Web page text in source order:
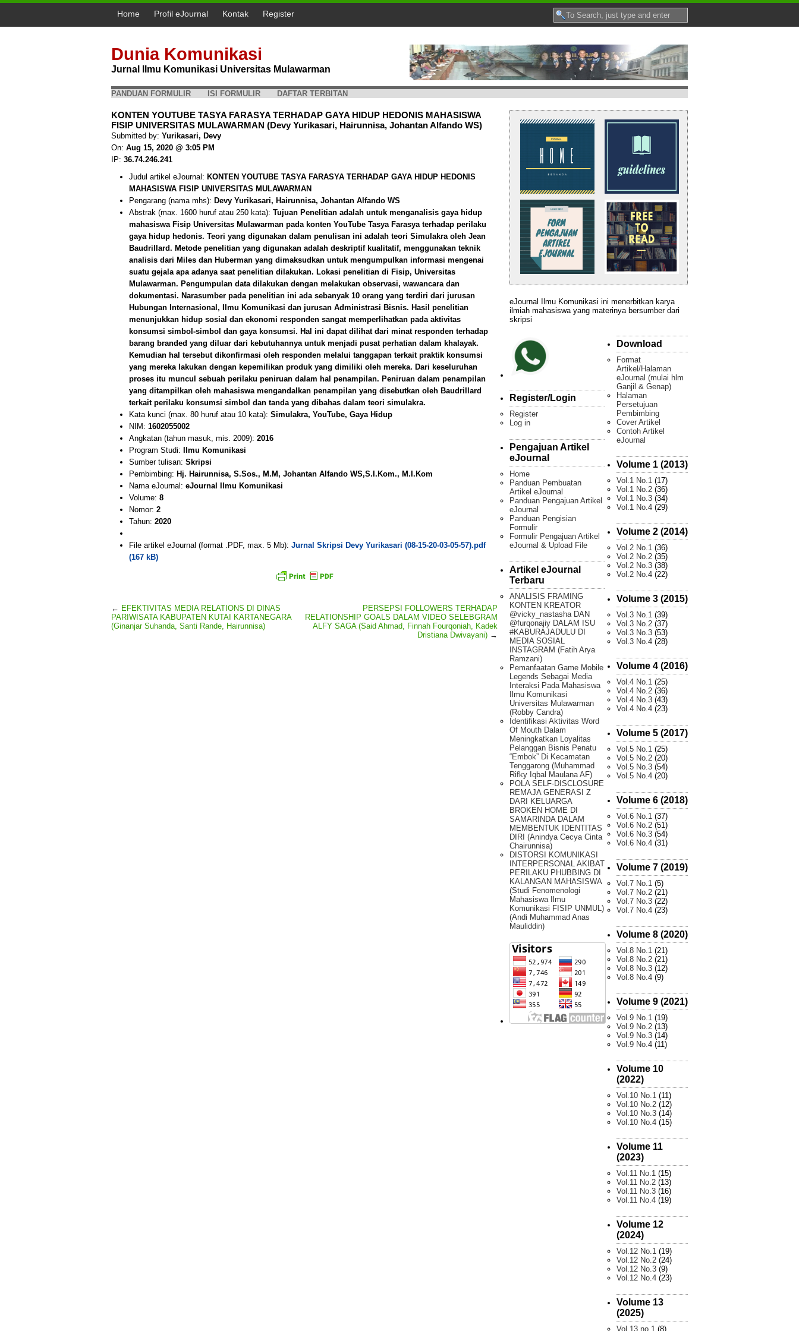
Home Profil eJournal Kontak Register
Dunia Komunikasi
Jurnal Ilmu Komunikasi Universitas Mulawarman
PANDUAN FORMULIR ISI FORMULIR DAFTAR TERBITAN
KONTEN YOUTUBE TASYA FARASYA TERHADAP GAYA HIDUP HEDONIS MAHASISWA
FISIP UNIVERSITAS MULAWARMAN (Devy Yurikasari, Hairunnisa, Johantan Alfando WS)
Submitted by: Yurikasari, Devy
On: Aug 15, 2020 @ 3:05 PM
IP: 36.74.246.241
Judul artikel eJournal: KONTEN YOUTUBE TASYA FARASYA TERHADAP GAYA HIDUP HEDONIS
MAHASISWA FISIP UNIVERSITAS MULAWARMAN
Pengarang (nama mhs): Devy Yurikasari, Hairunnisa, Johantan Alfando WS
Abstrak (max. 1600 huruf atau 250 kata): Tujuan Penelitian adalah untuk menganalisis gaya hidup
mahasiswa Fisip Universitas Mulawarman pada konten YouTube Tasya Farasya terhadap perilaku
gaya hidup hedonis. Teori yang digunakan dalam penulisan ini adalah teori Simulakra oleh Jean
Baudrillard. Metode penelitian yang digunakan adalah deskriptif kualitatif, menggunakan teknik
analisis dari Miles dan Huberman yang dimaksudkan untuk mengumpulkan informasi mengenai
suatu gejala apa adanya saat penelitian dilakukan. Lokasi penelitian di Fisip, Universitas
Mulawarman. Pengumpulan data dilakukan dengan melakukan observasi, wawancara dan
dokumentasi. Narasumber pada penelitian ini ada sebanyak 10 orang yang terdiri dari jurusan
Hubungan Internasional, Ilmu Komunikasi dan jurusan Administrasi Bisnis. Hasil penelitian
menunjukkan hidup sosial dan ekonomi responden sangat memperlihatkan pada aktivitas
konsumsi simbol-simbol dan gaya konsumsi. Hal ini dapat dilihat dari minat responden terhadap
barang branded yang diluar dari kebutuhannya untuk menjadi pusat perhatian dalam khalayak.
Kemudian hal tersebut dikonfirmasi oleh responden melalui tanggapan terkait praktik konsumsi
yang mereka lakukan dengan kepemilikan produk yang dimiliki oleh mereka. Dari keseluruhan
proses itu muncul sebuah perilaku peniruan dalam hal penampilan. Peniruan dalam penampilan
yang ditampilkan oleh mahasiswa mengandalkan penampilan yang disebutkan oleh Baudrillard
terkait perilaku konsumsi simbol dan tanda yang dibahas dalam teori simulakra.
Kata kunci (max. 80 huruf atau 10 kata): Simulakra, YouTube, Gaya Hidup
NIM: 1602055002
Angkatan (tahun masuk, mis. 2009): 2016
Program Studi:
Ilmu Komunikasi
Sumber tulisan: Skripsi
Pembimbing: Hj. Hairunnisa, S.Sos., M.M, Johantan Alfando WS,S.I.Kom., M.I.Kom
Nama eJournal: eJournal Ilmu Komunikasi
Volume: 8
Nomor: 2
Tahun: 2020
File artikel eJournal (format .PDF, max. 5 Mb): Jurnal Skripsi Devy Yurikasari (08-15-20-03-05-57).pdf
(167 kB)
← EFEKTIVITAS MEDIA RELATIONS DI DINAS
PARIWISATA KABUPATEN KUTAI KARTANEGARA
(Ginanjar Suhanda, Santi Rande, Hairunnisa)
PERSEPSI FOLLOWERS TERHADAP
RELATIONSHIP GOALS DALAM VIDEO SELEBGRAM
ALFY SAGA (Said Ahmad, Finnah Fourqoniah, Kadek
Dristiana Dwivayani) →
eJournal Ilmu Komunikasi ini menerbitkan karya
ilmiah mahasiswa yang materinya bersumber dari
skripsi
Register/Login
Register
Log in
Pengajuan Artikel
eJournal
Home
Panduan Pembuatan
Artikel eJournal
Panduan Pengajuan Artikel
eJournal
Panduan Pengisian
Formulir
Formulir Pengajuan Artikel
eJournal & Upload File
Artikel eJournal
Terbaru
ANALISIS FRAMING
KONTEN KREATOR
@vicky_nastasha DAN
@furqonajiy DALAM ISU
#KABURAJADULU DI
MEDIA SOSIAL
INSTAGRAM (Fatih Arya
Ramzani)
Pemanfaatan Game Mobile
Legends Sebagai Media
Interaksi Pada Mahasiswa
Ilmu Komunikasi
Universitas Mulawarman
(Robby Candra)
Identifikasi Aktivitas Word
Of Mouth Dalam
Meningkatkan Loyalitas
Pelanggan Bisnis Penatu
“Embok” Di Kecamatan
Tenggarong (Muhammad
Rifky Iqbal Maulana AF)
POLA SELF-DISCLOSURE
REMAJA GENERASI Z
DARI KELUARGA
BROKEN HOME DI
SAMARINDA DALAM
MEMBENTUK IDENTITAS
DIRI (Anindya Cecya Cinta
Chairunnisa)
DISTORSI KOMUNIKASI
INTERPERSONAL AKIBAT
PERILAKU PHUBBING DI
KALANGAN MAHASISWA
(Studi Fenomenologi
Mahasiswa Ilmu
Komunikasi FISIP UNMUL)
(Andi Muhammad Anas
Mauliddin)
Download
Format
Artikel/Halaman
eJournal (mulai hlm
Ganjil & Genap)
Halaman
Persetujuan
Pembimbing
Cover Artikel
Contoh Artikel
eJournal
Volume 1 (2013)
Vol.1 No.1 (17)
Vol.1 No.2 (36)
Vol.1 No.3 (34)
Vol.1 No.4 (29)
Volume 2 (2014)
Vol.2 No.1 (36)
Vol.2 No.2 (35)
Vol.2 No.3 (38)
Vol.2 No.4 (22)
Volume 3 (2015)
Vol.3 No.1 (39)
Vol.3 No.2 (37)
Vol.3 No.3 (53)
Vol.3 No.4 (28)
Volume 4 (2016)
Vol.4 No.1 (25)
Vol.4 No.2 (36)
Vol.4 No.3 (43)
Vol.4 No.4 (23)
Volume 5 (2017)
Vol.5 No.1 (25)
Vol.5 No.2 (20)
Vol.5 No.3 (54)
Vol.5 No.4 (20)
Volume 6 (2018)
Vol.6 No.1 (37)
Vol.6 No.2 (51)
Vol.6 No.3 (54)
Vol.6 No.4 (31)
Volume 7 (2019)
Vol.7 No.1 (5)
Vol.7 No.2 (21)
Vol.7 No.3 (22)
Vol.7 No.4 (23)
Volume 8 (2020)
Vol.8 No.1 (21)
Vol.8 No.2 (21)
Vol.8 No.3 (12)
Vol.8 No.4 (9)
Volume 9 (2021)
Vol.9 No.1 (19)
Vol.9 No.2 (13)
Vol.9 No.3 (14)
Vol.9 No.4 (11)
Volume 10
(2022)
Vol.10 No.1 (11)
Vol.10 No.2 (12)
Vol.10 No.3 (14)
Vol.10 No.4 (15)
Volume 11
(2023)
Vol.11 No.1 (15)
Vol.11 No.2 (13)
Vol.11 No.3 (16)
Vol.11 No.4 (19)
Volume 12
(2024)
Vol.12 No.1 (19)
Vol.12 No.2 (24)
Vol.12 No.3 (9)
Vol.12 No.4 (23)
Volume 13
(2025)
Vol.13 no.1 (8)